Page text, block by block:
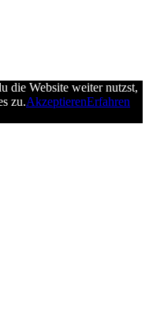
die Website weiter nutzst,
zu.AkzeptierenErfahren